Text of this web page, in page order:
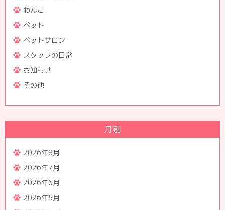
わんこ
ペット
ペットサロン
スタッフの日常
お知らせ
その他
月別
2026年8月
2026年7月
2026年6月
2026年5月